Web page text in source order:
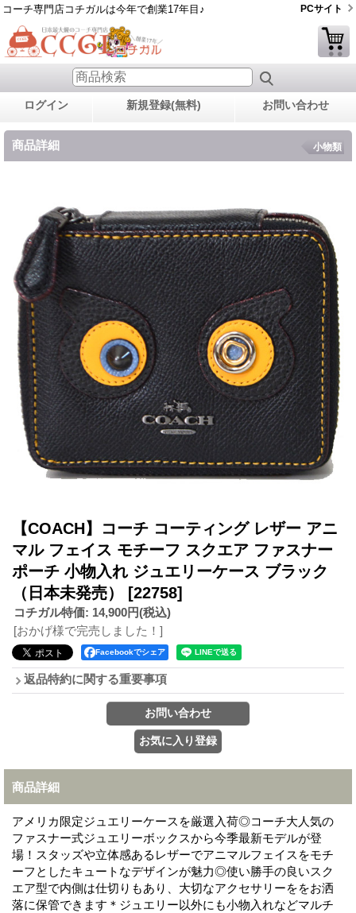
コーチ専門店コチガルは今年で創業17年目♪ PCサイト
ログイン 新規登録(無料) お問い合わせ
商品詳細 小物類
【COACH】コーチ コーティング レザー アニ
マル フェイス モチーフ スクエア ファスナー
ポーチ 小物入れ ジュエリーケース ブラック
（日本未発売） [22758]
コチガル特価: 14,900円(税込)
[おかげ様で完売しました！]
Facebookでシェア
返品特約に関する重要事項
商品詳細
アメリカ限定ジュエリーケースを厳選入荷◎コーチ大人気の
ファスナー式ジュエリーボックスから今季最新モデルが登
場！スタッズや立体感あるレザーでアニマルフェイスをモチ
ーフとしたキュートなデザインが魅力◎使い勝手の良いスク
エア型で内側は仕切りもあり、大切なアクセサリーををお洒
落に保管できます＊ジュエリー以外にも小物入れなどマルチ